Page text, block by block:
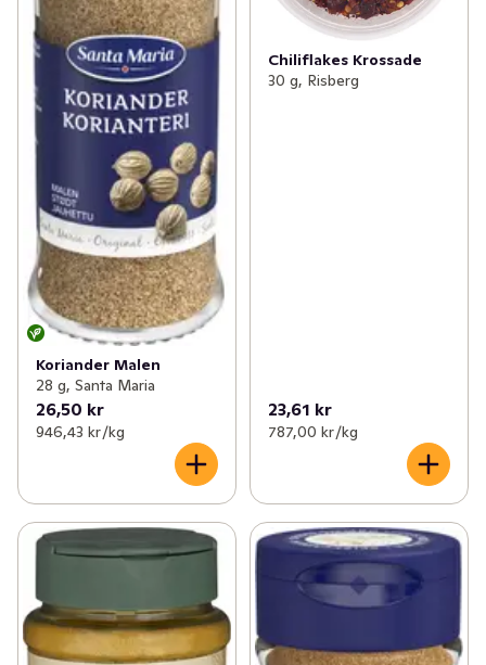
Koriander Malen
28 g, Santa Maria
26,50 kr
946,43 kr /kg
Chiliflakes Krossade
30 g, Risberg
23,61 kr
787,00 kr /kg